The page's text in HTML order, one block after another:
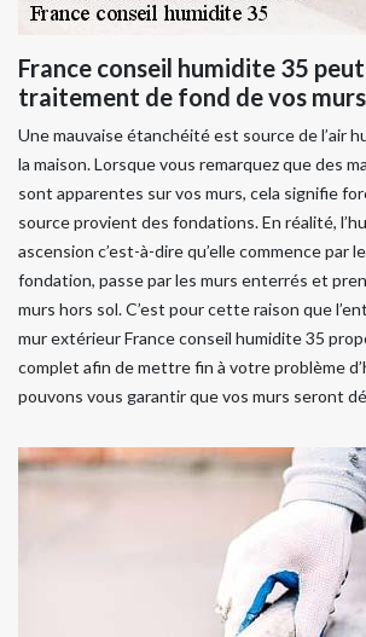
France conseil humidite 35
traitement de fond de vos
Une mauvaise étanchéité est source de l’air
la maison. Lorsque vous remarquez que des
sont apparentes sur vos murs, cela signifie
source provient des fondations. En réalité,
ascension c’est-à-dire qu’elle commence par
fondation, passe par les murs enterrés et
murs hors sol. C’est pour cette raison que
mur extérieur France conseil humidite 35
complet afin de mettre fin à votre problème
pouvons vous garantir que vos murs seront